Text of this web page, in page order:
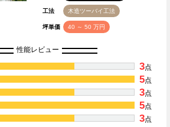
工法 木造ツーバイ工法
坪単価 40 ～ 50 万円
性能レビュー
3点
5点
3点
5点
3点